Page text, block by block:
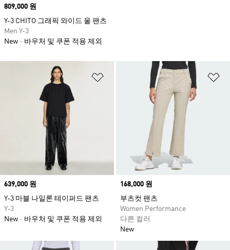
위시리스트 담기
Price
639,000 원
Y-3 마블 나일론 테이퍼드 팬츠
Y-3
New
바우처 및 쿠폰 적용 제외
Price
168,000 원
부츠컷 팬츠
Women Performance
다른 컬러
New
Price
809,000 원
Y-3 CHITO 그래픽 와이드 울 팬츠
Men Y-3
New
바우처 및 쿠폰 적용 제외